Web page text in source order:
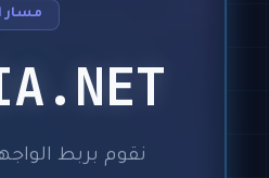
مسار
نقوم بربط